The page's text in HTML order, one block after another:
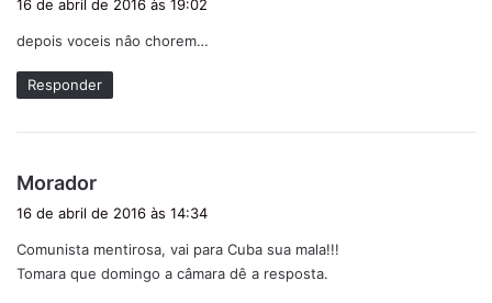
s
e
:
16 de abril de 2016 às 19:02
depois voceis nâo chorem…
Responder
Morador
s
e
16 de abril de 2016 às 14:34
Comunista mentirosa, vai para Cuba sua mala!!!
Tomara que domingo a câmara dê a resposta.